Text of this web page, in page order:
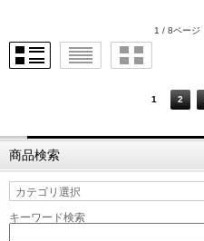
1 / 8ページ
1 2
商品検索
キーワード検索